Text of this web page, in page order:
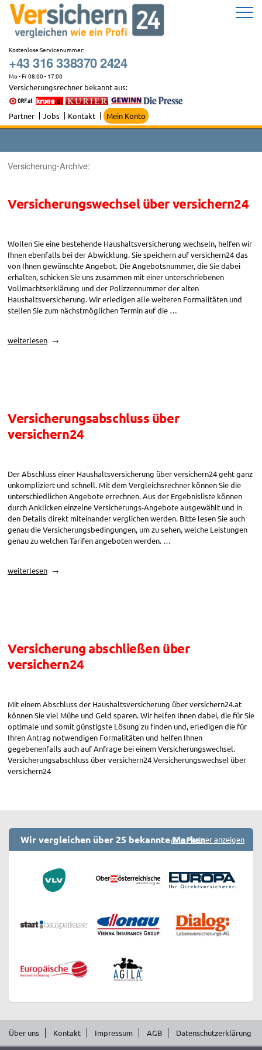
Zum
Inhalt
springen
Kostenlose Servicenummer:
+43 316 338370 2424
Mo - Fr 08:00 - 17:00
Versicherungsrechner bekannt aus:
Partner Jobs Kontakt Mein Konto
Versicherung-Archive:
Versicherungswechsel über versichern24
Wollen Sie eine bestehende Haushaltsversicherung wechseln, helfen wir
Ihnen ebenfalls bei der Abwicklung. Sie speichern auf versichern24 das
von Ihnen gewünschte Angebot. Die Angebotsnummer, die Sie dabei
erhalten, schicken Sie uns zusammen mit einer unterschriebenen
Vollmachtserklärung und der Polizzennummer der alten
Haushaltsversicherung. Wir erledigen alle weiteren Formalitäten und
stellen Sie zum nächstmöglichen Termin auf die …
„Versicherungswechsel
weiterlesen
Versicherungsabschluss über
versichern24
Der Abschluss einer Haushaltsversicherung über versichern24 geht ganz
unkompliziert und schnell. Mit dem Vergleichsrechner können Sie die
unterschiedlichen Angebote errechnen. Aus der Ergebnisliste können
durch Anklicken einzelne Versicherungs-Angebote ausgewählt und in
den Details direkt miteinander verglichen werden. Bitte lesen Sie auch
genau die Versicherungsbedingungen, um zu sehen, welche Leistungen
genau zu welchen Tarifen angeboten werden. …
„Versicherungsabschluss
weiterlesen
Versicherung abschließen über
versichern24
Mit einem Abschluss der Haushaltsversicherung über versichern24.at
können Sie viel Mühe und Geld sparen. Wir helfen Ihnen dabei, die für Sie
optimale und somit günstigste Lösung zu finden und, erledigen die für
Ihren Antrag notwendigen Formalitäten und helfen Ihnen
gegebenenfalls auch auf Anfrage bei einem Versicherungswechsel.
Versicherungsabschluss über versichern24 Versicherungswechsel über
versichern24
Wir vergleichen über 25 bekannte MarkenAlle Partner anzeigen
Über uns Kontakt Impressum AGB Datenschutzerklärung